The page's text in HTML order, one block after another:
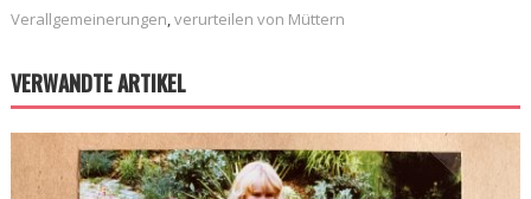
Verallgemeinerungen,verurteilen von Müttern
VERWANDTE ARTIKEL